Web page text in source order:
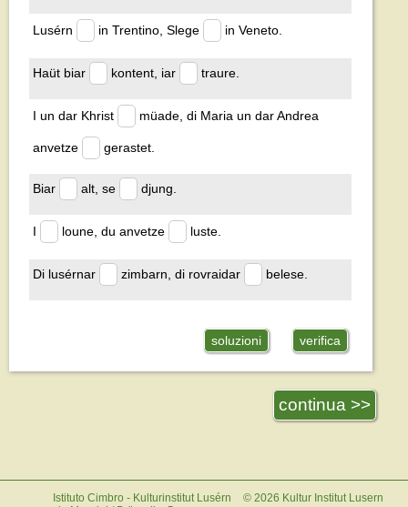
Lusérn in Trentino, Slege in Veneto.
Haüt biar kontent, iar traure.
I un dar Khrist müade, di Maria un dar Andrea
anvetze gerastet.
Biar alt, se djung.
I loune, du anvetze luste.
Di lusérnar zimbarn, di rovraidar belese.
soluzioni verifica
continua >>
Istituto Cimbro - Kulturinstitut Lusérn
© 2026 Kultur Institut Lusern